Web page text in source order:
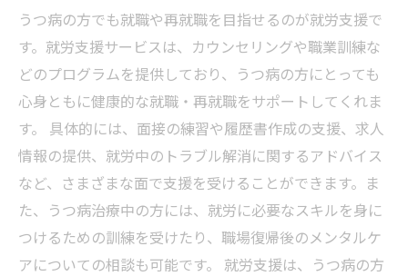
うつ病の方でも就職や再就職を目指せるのが就労支援で
す。就労支援サービスは、カウンセリングや職業訓練な
どのプログラムを提供しており、うつ病の方にとっても
心身ともに健康的な就職・再就職をサポートしてくれま
す。 具体的には、面接の練習や履歴書作成の支援、求人
情報の提供、就労中のトラブル解消に関するアドバイス
など、さまざまな面で支援を受けることができます。ま
た、うつ病治療中の方には、就労に必要なスキルを身に
つけるための訓練を受けたり、職場復帰後のメンタルケ
アについての相談も可能です。 就労支援は、うつ病の方